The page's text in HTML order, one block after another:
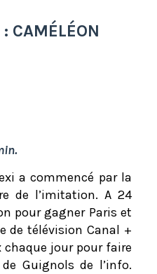
CAMÉLÉON
a commencé par la
de l’imitation. A 24
pour gagner Paris et
de télévision Canal +
jour pour faire
Guignols de l’info.